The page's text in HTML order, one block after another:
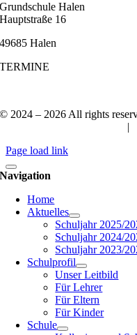
Grundschule Halen
Hauptstraße 16
49685 Halen
TERMINE
© 2024 – 2026 All rights
|
Page load link
Navigation
Home
Aktuelles
Schuljahr 2025/
Schuljahr 2024/
Schuljahr 2023/
Schulprofil
Unser Leitbild
Für Lehrer
Für Eltern
Für Kinder
Schule